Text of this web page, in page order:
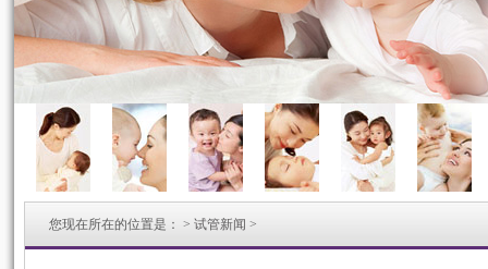
您现在所在的位置是： > 试管新闻 >